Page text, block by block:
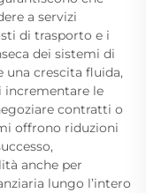
a servizi
di trasporto e i
dei sistemi di
una crescita fluida,
incrementare le
contratti o
offrono riduzioni
anche per
lungo l’intero